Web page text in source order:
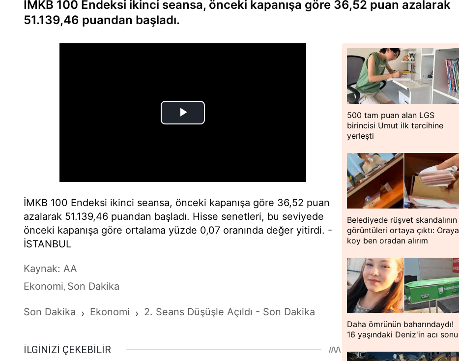
İMKB 100 Endeksi ikinci seansa, önceki kapanışa göre 36,52 puan azalarak
51.139,46 puandan başladı.
İMKB 100 Endeksi ikinci seansa, önceki kapanışa göre 36,52 puan
azalarak 51.139,46 puandan başladı. Hisse senetleri, bu seviyede
önceki kapanışa göre ortalama yüzde 0,07 oranında değer yitirdi. -
İSTANBUL
Kaynak: AA
Ekonomi, Son Dakika
Son Dakika › Ekonomi › 2. Seans Düşüşle Açıldı - Son Dakika
500 tam puan alan LGS
birincisi Umut ilk tercihine
yerleşti
Belediyede rüşvet skandalının
görüntüleri ortaya çıktı: Oraya
koy ben oradan alırım
Daha ömrünün baharındaydı!
16 yaşındaki Deniz'in acı sonu